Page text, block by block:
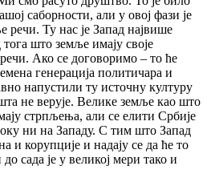
саборности, али у овој фази је
речи. Ту нас је Запад највише
што земље имају своје
Ако се договоримо – то ће
генерација политичара и
напустили ту источну културу
не верује. Велике земље као што
стрпљења, али се елити Србије
ни на Западу. С тим што Запад
и корупције и надају се да ће то
сада је у великој мери тако и